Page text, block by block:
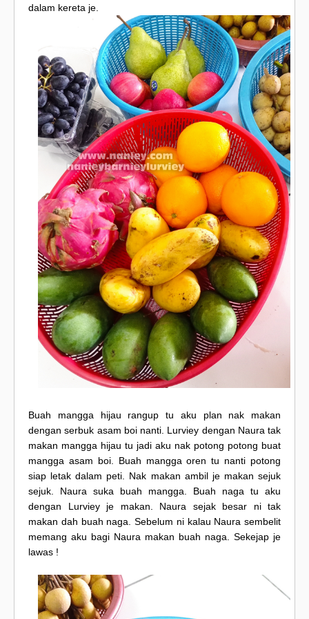
dalam kereta je.
Buah mangga hijau rangup tu aku plan nak makan
dengan serbuk asam boi nanti. Lurviey dengan Naura tak
makan mangga hijau tu jadi aku nak potong potong buat
mangga asam boi. Buah mangga oren tu nanti potong
siap letak dalam peti. Nak makan ambil je makan sejuk
sejuk. Naura suka buah mangga. Buah naga tu aku
dengan Lurviey je makan. Naura sejak besar ni tak
makan dah buah naga. Sebelum ni kalau Naura sembelit
memang aku bagi Naura makan buah naga. Sekejap je
lawas !